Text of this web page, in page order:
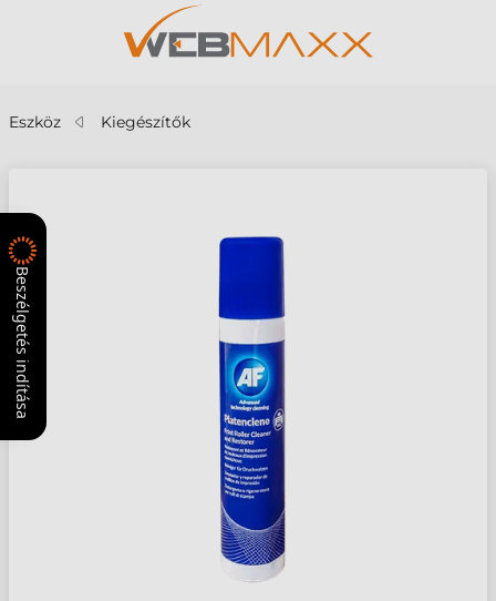
Eszköz Kiegészítők
Beszélgetés indítása